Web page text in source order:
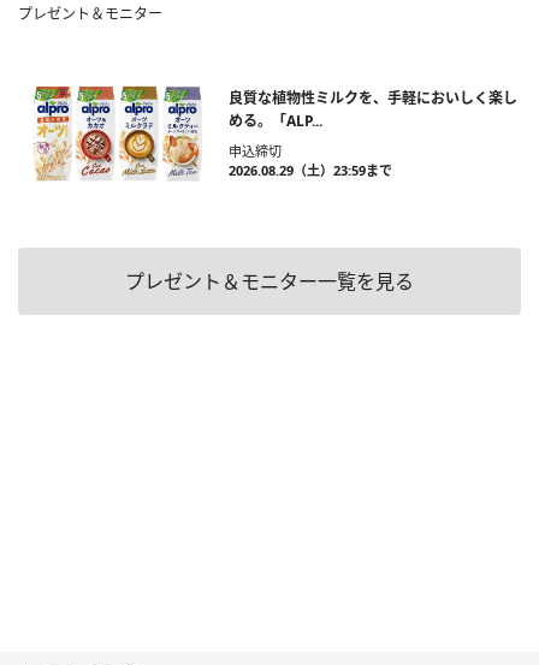
プレゼント＆モニター
良質な植物性ミルクを、手軽においしく楽し
める。「ALP...
申込締切
2026.08.29（土）23:59まで
プレゼント＆モニター一覧を見る